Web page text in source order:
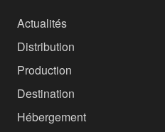
Actualités
Distribution
Production
Destination
Hébergement